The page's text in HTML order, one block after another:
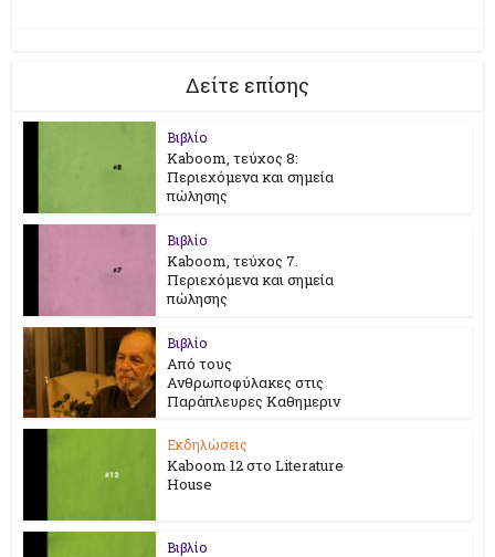
Δείτε επίσης
Βιβλίο
Kaboom, τεύχος 8:
Περιεχόμενα και σημεία
πώλησης
Βιβλίο
Kaboom, τεύχος 7.
Περιεχόμενα και σημεία
πώλησης
Βιβλίο
Από τους
Ανθρωποφύλακες στις
Παράπλευρες Καθημεριν
Εκδηλώσεις
Kaboom 12 στο Literature
House
Βιβλίο